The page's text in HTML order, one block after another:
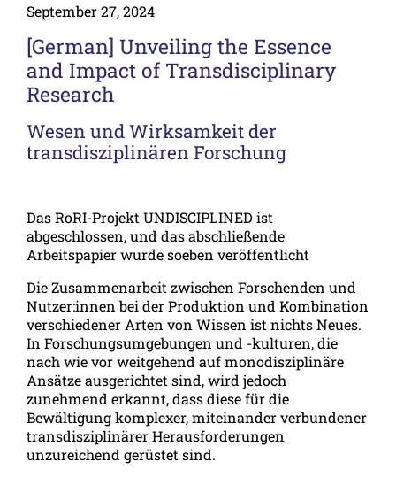
September 27, 2024
[German] Unveiling the Essence
and Impact of Transdisciplinary
Research
Wesen und Wirksamkeit der
transdisziplinären Forschung
Das RoRI-Projekt UNDISCIPLINED ist
abgeschlossen, und das abschließende
Arbeitspapier wurde soeben veröffentlicht
Die Zusammenarbeit zwischen Forschenden und
Nutzer:innen bei der Produktion und Kombination
verschiedener Arten von Wissen ist nichts Neues.
In Forschungsumgebungen und -kulturen, die
nach wie vor weitgehend auf monodisziplinäre
Ansätze ausgerichtet sind, wird jedoch
zunehmend erkannt, dass diese für die
Bewältigung komplexer, miteinander verbundener
transdisziplinärer Herausforderungen
unzureichend gerüstet sind.